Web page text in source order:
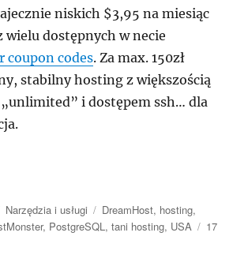
niskich $3,95 na miesiąc
wielu dostępnych w necie
coupon codes. Za max. 150zł
stabilny hosting z większością
i dostępem ssh… dla
Kategorie
Narzędzia i usługi Tagi
DreamHost, hosting,
, PostgreSQL,tani hosting, USA
17